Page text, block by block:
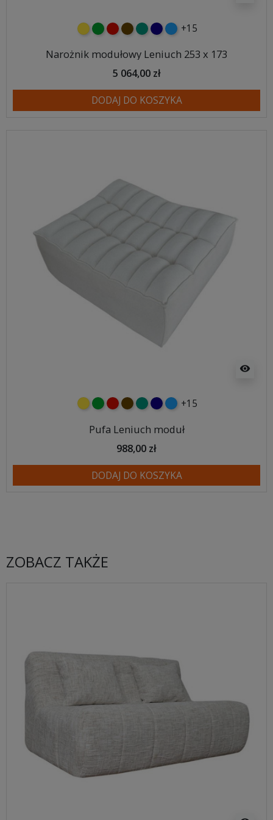
żółtyzielonyczerwony
czekoladowy
turkusowy
granatowy
niebieski
+15
Narożnik modułowy Leniuch 253 x 173
5 064,00 zł
DODAJ DO KOSZYKA
visibility
żółtyzielonyczerwony
czekoladowy
turkusowy
granatowy
niebieski
+15
Pufa Leniuch moduł
988,00 zł
DODAJ DO KOSZYKA
ZOBACZ TAKŻE